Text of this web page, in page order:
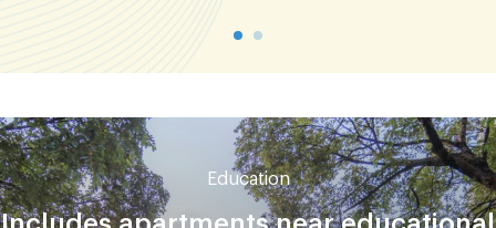
Education
Includes apartments near educational